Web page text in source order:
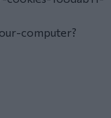
computer?